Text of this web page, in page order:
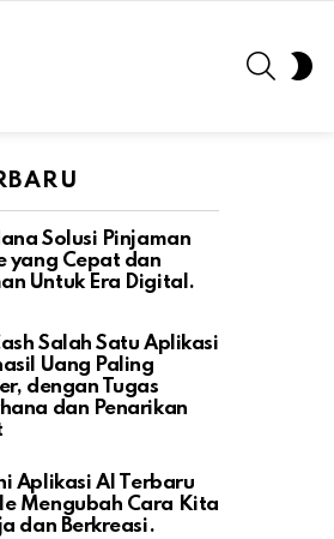
Solusi Pinjaman
yang Cepat dan
Untuk Era Digital.
Salah Satu Aplikasi
Uang Paling
dengan Tugas
dan Penarikan
Aplikasi AI Terbaru
Mengubah Cara Kita
dan Berkreasi.